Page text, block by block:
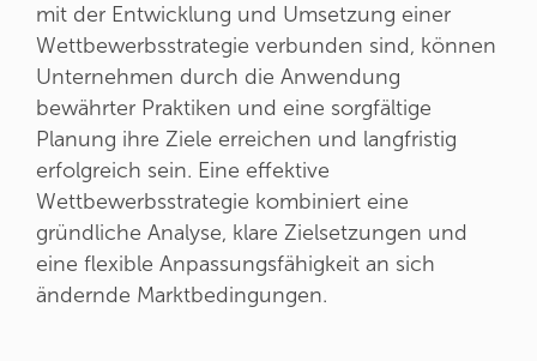
mit der Entwicklung und Umsetzung einer
Wettbewerbsstrategie verbunden sind, können
Unternehmen durch die Anwendung
bewährter Praktiken und eine sorgfältige
Planung ihre Ziele erreichen und langfristig
erfolgreich sein. Eine effektive
Wettbewerbsstrategie kombiniert eine
gründliche Analyse, klare Zielsetzungen und
eine flexible Anpassungsfähigkeit an sich
ändernde Marktbedingungen.